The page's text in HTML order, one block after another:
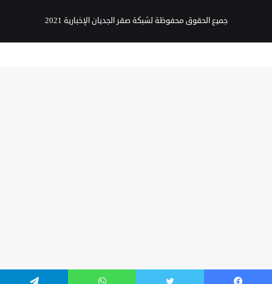
جميع الحقوق محفوظة لشبكة صقر الجديان الإخبارية 2021